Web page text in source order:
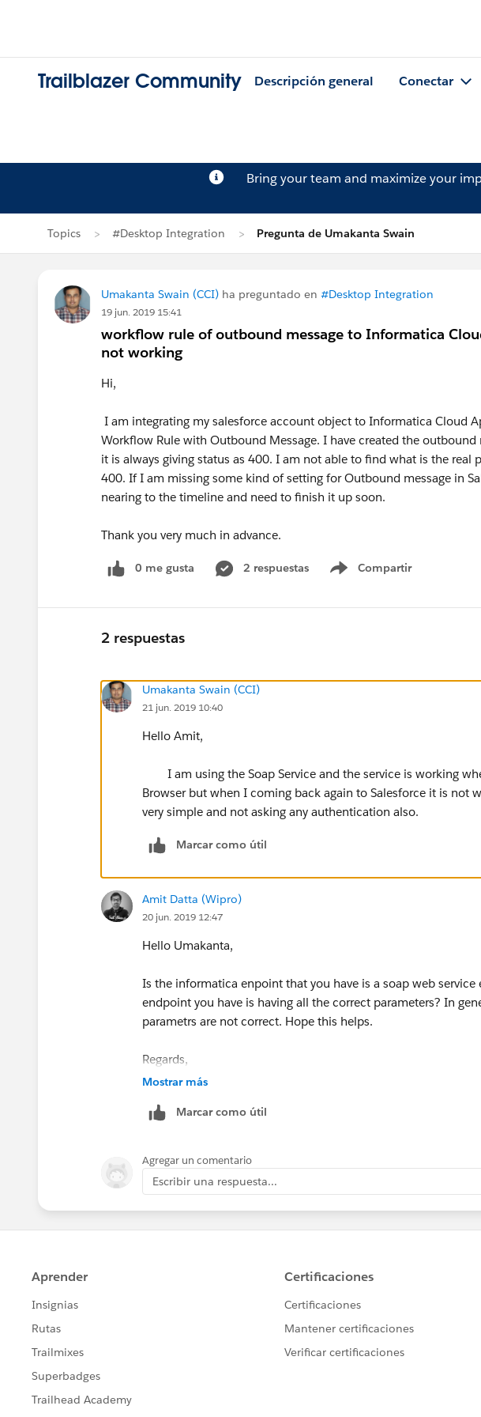
Trailblazer Community Descripción general Conectar
Bring your team and maximize your
Topics #Desktop Integration Pregunta de Umakanta Swain
Umakanta Swain (CCI) ha preguntado en #Desktop Integration
19 jun. 2019 15:41
workflow rule of outbound message to Informatica
not working
Hi,
I am integrating my salesforce account object to Informatica Cloud
Workflow Rule with Outbound Message. I have created the
it is always giving status as 400. I am not able to find what is the real
400. If I am missing some kind of setting for Outbound message in
nearing to the timeline and need to finish it up soon.
Thank you very much in advance.
0 me gusta 2 respuestas Compartir
Show menu
2 respuestas
Umakanta Swain (CCI)
21 jun. 2019 10:40
Hello Amit,
I am using the Soap Service and the service is working
Browser but when I coming back again to Salesforce it is not
very simple and not asking any authentication also.
Marcar como útil
Amit Datta (Wipro)
20 jun. 2019 12:47
Hello Umakanta,
Is the informatica enpoint that you have is a soap web
endpoint you have is having all the correct parameters? In
parametrs are not correct. Hope this helps.
Regards,
Mostrar más
Marcar como útil
Agregar un comentario
Escribir una respuesta...